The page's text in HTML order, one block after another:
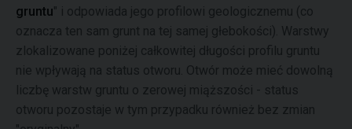
gruntu" i odpowiada jego profilowi geologicznemu (co
oznacza ten sam grunt na tej samej głebokości). Warstwy
zlokalizowane poniżej całkowitej długości profilu gruntu
nie wpływają na status otworu. Otwór może mieć dowolną
liczbę warstw gruntu o zerowej miąższości - status
otworu pozostaje w tym przypadku również bez zmian